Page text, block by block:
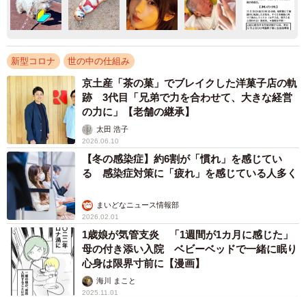
新型コロナ 世の中の仕組み
京土産「茶の菓」でブレイクした洋菓子店の軌
跡 3代目「兄弟で力を合わせて、大きな経営
の力に」【老舗の継承】
太田 浩子
2026.06.10
【冬の感染症】約6割が「慣れ」を感じてい
る 感染症対策に「疲れ」を感じている人多く
まいどなニュース情報部
2026.02.01
1歳娘が気管支炎 「1週間が1カ月に感じた」
母の付き添い入院 ベビーベッドで一緒に眠り
心身は限界寸前に【漫画】
海川 まこと
2025.11.01